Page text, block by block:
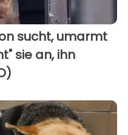
sucht, umarmt
sie an, ihn